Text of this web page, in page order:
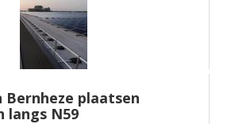
Bernheze plaatsen
langs N59